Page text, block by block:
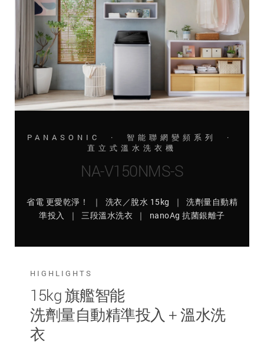
PANASONIC · 智能聯網變頻系列 ·
直立式溫水洗衣機
NA-V150NMS-S
省電 更愛乾淨！ ｜ 洗衣／脫水 15kg ｜ 洗劑量自動精
準投入 ｜ 三段溫水洗衣 ｜ nanoAg 抗菌銀離子
HIGHLIGHTS
15kg 旗艦智能
洗劑量自動精準投入 + 溫水洗
衣